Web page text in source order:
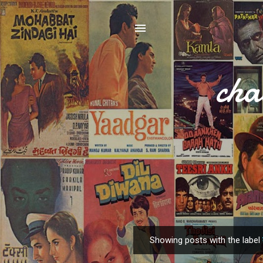
o
Showing posts with the label